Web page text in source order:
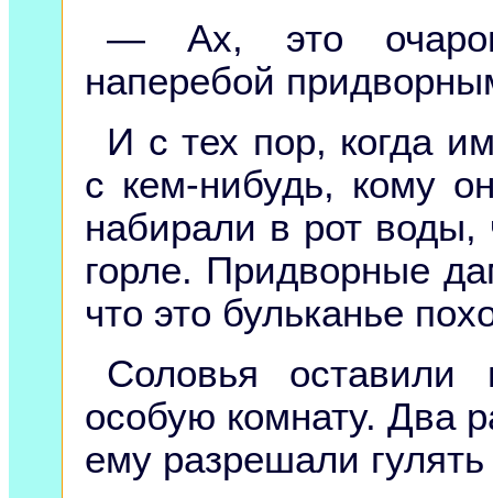
— Ах, это
наперебой
И с тех пор, когда
с кем-нибудь, кому
набирали в рот воды,
горле. Придворные
что это бульканье
Соловья
особую комнату. Два
ему разрешали